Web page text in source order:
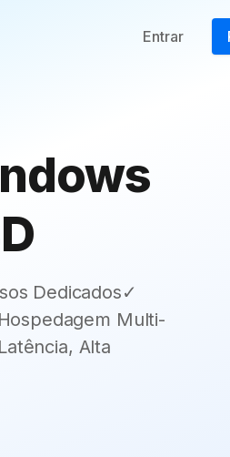
Entrar
Dedicados✓
Multi-
Alta